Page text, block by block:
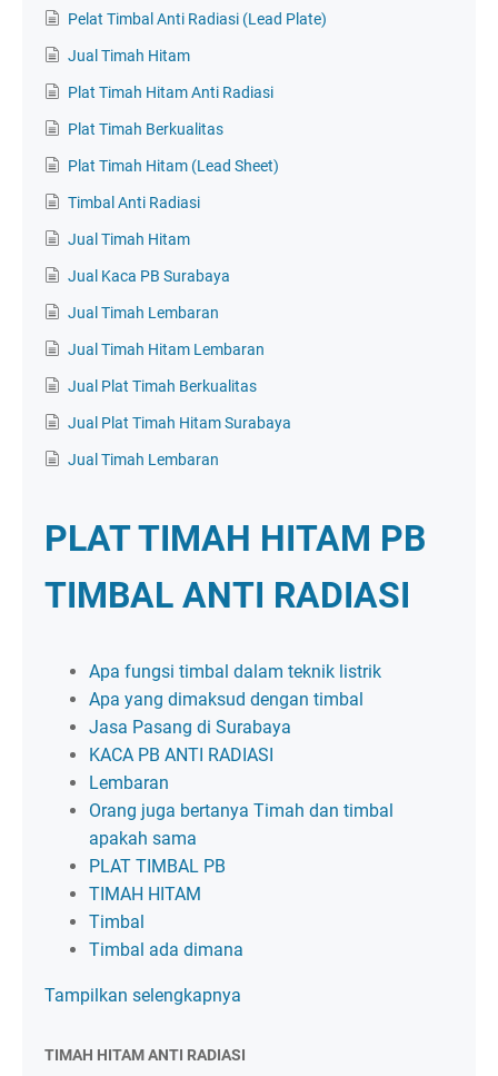
Pelat Timbal Anti Radiasi (Lead Plate)
Jual Timah Hitam
Plat Timah Hitam Anti Radiasi
Plat Timah Berkualitas
Plat Timah Hitam (Lead Sheet)
Timbal Anti Radiasi
Jual Timah Hitam
Jual Kaca PB Surabaya
Jual Timah Lembaran
Jual Timah Hitam Lembaran
Jual Plat Timah Berkualitas
Jual Plat Timah Hitam Surabaya
Jual Timah Lembaran
PLAT TIMAH HITAM PB
TIMBAL ANTI RADIASI
Apa fungsi timbal dalam teknik listrik
Apa yang dimaksud dengan timbal
Jasa Pasang di Surabaya
KACA PB ANTI RADIASI
Lembaran
Orang juga bertanya Timah dan timbal
apakah sama
PLAT TIMBAL PB
TIMAH HITAM
Timbal
Timbal ada dimana
Tampilkan selengkapnya
TIMAH HITAM ANTI RADIASI